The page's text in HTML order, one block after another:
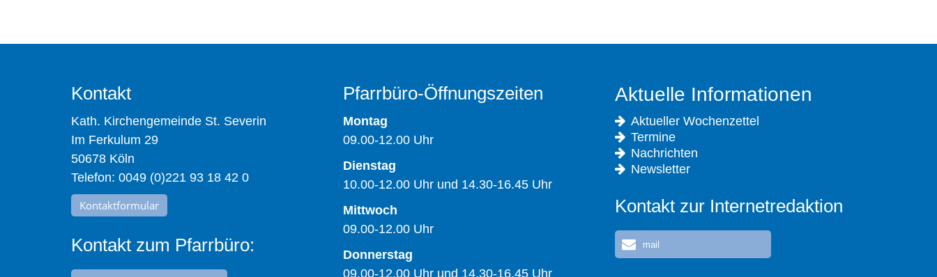
Kontakt
Kath. Kirchengemeinde St. Severin
Im Ferkulum 29
50678 Köln
Telefon: 0049 (0)221 93 18 42 0
Kontaktformular
Kontakt zum Pfarrbüro:
Pfarrbüro-Öffnungszeiten
Montag
09.00-12.00 Uhr
Dienstag
10.00-12.00 Uhr und 14.30-16.45 Uhr
Mittwoch
09.00-12.00 Uhr
Donnerstag
09.00-12.00 Uhr und 14.30-16.45 Uhr
Aktuelle Informationen
Aktueller Wochenzettel
Termine
Nachrichten
Newsletter
Kontakt zur Internetredaktion
mail